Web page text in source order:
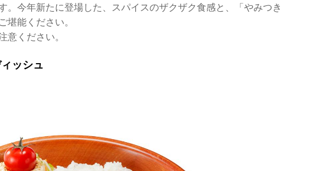
。今年新たに登場した、スパイスのザクザク食感と、「やみつき
堪能ください。
意ください。
ッシュ